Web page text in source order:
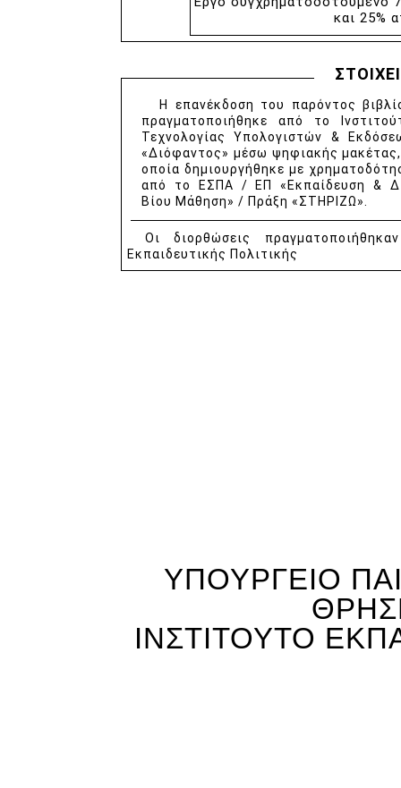
και 25%
Η επανέκδοση του παρόντος
πραγματοποιήθηκε από το
Τεχνολογίας Υπολογιστών &
«Διόφαντος» μέσω ψηφιακής
οποία δημιουργήθηκε με
από το ΕΣΠΑ / ΕΠ «Εκπαίδευση &
Βίου Μάθηση» / Πράξη «ΣΤΗΡΙΖΩ».
Οι διορθώσεις
Εκπαιδευτικής Πολιτικής
ΥΠΟΥΡΓΕΙΟ
ΙΝΣΤΙΤΟΥΤΟ